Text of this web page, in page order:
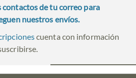
de tu correo para
nuestros envíos.
cuenta con información